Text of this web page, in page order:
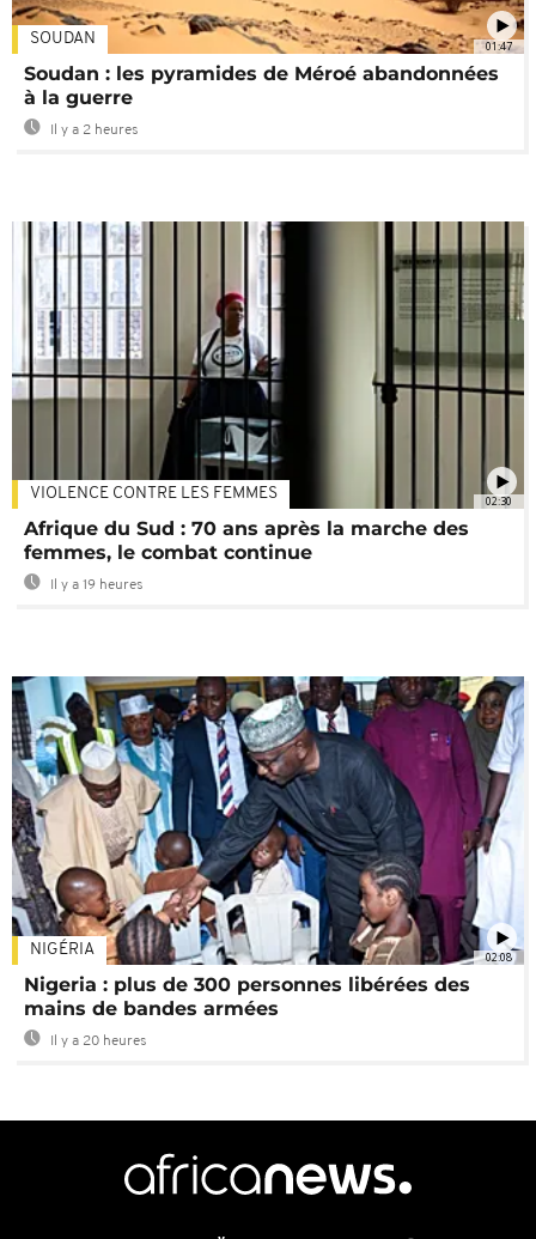
01:47
SOUDAN
Soudan : les pyramides de Méroé abandonnées
à la guerre
Il y a 2 heures
02:30
VIOLENCE CONTRE LES FEMMES
Afrique du Sud : 70 ans après la marche des
femmes, le combat continue
Il y a 19 heures
02:08
NIGÉRIA
Nigeria : plus de 300 personnes libérées des
mains de bandes armées
Il y a 20 heures